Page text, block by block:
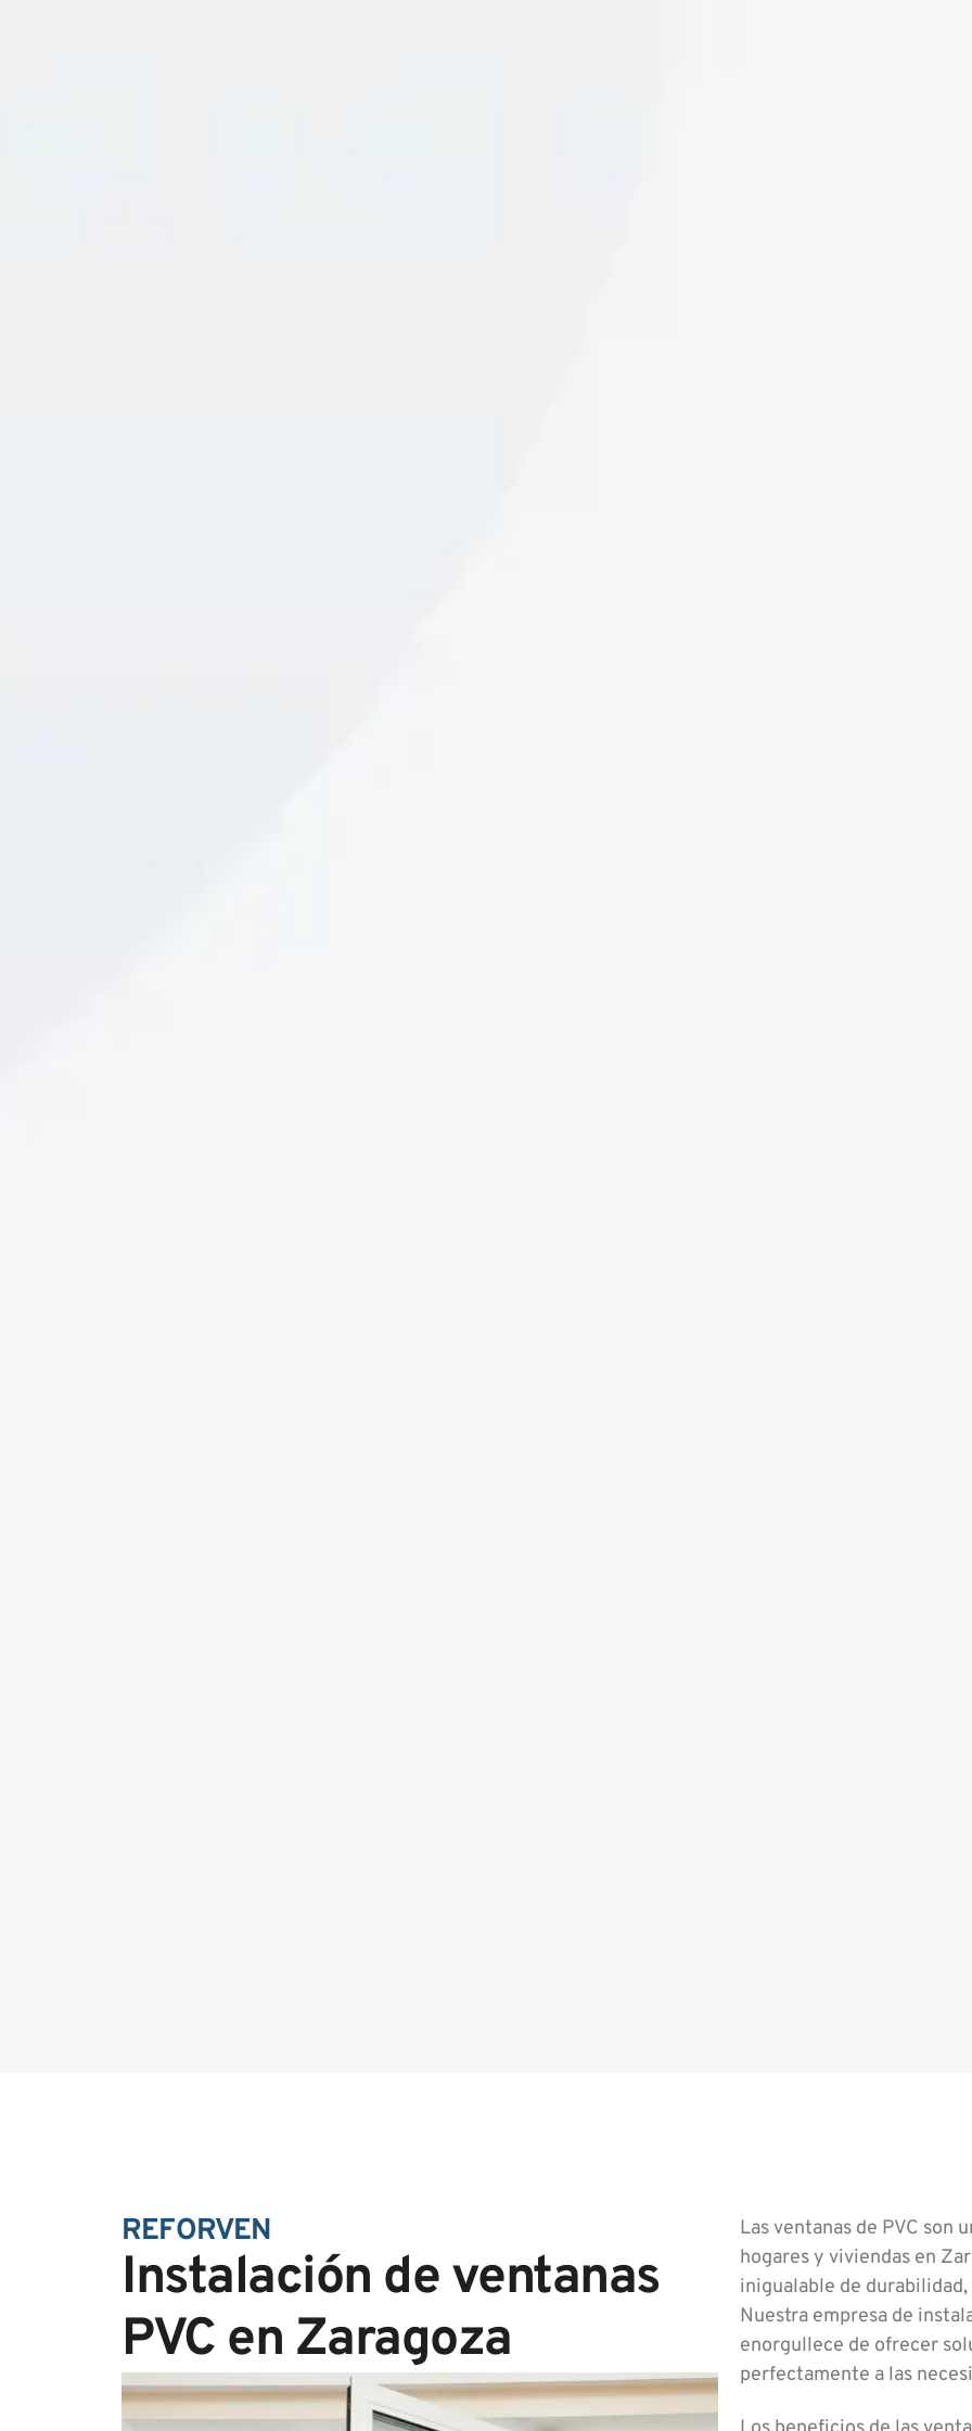
REFORVEN
Instalación de ventanas
PVC en Zaragoza
Las ventanas de PVC son
hogares y viviendas en
inigualable de
Nuestra empresa de
enorgullece de ofrecer
perfectamente a las